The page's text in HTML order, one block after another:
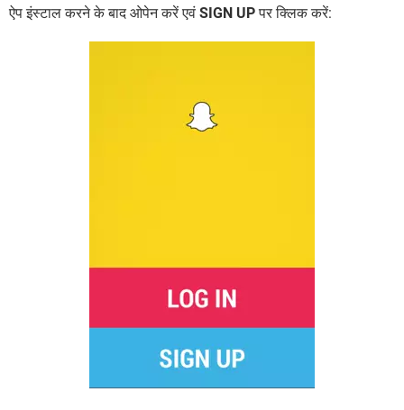
ऐप इंस्टाल करने के बाद ओपेन करें एवं SIGN UPपर क्लिक करें: